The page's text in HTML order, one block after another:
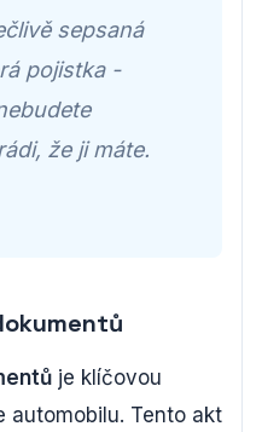
sepsaná
pojistka -
že ji máte.
je klíčovou
automobilu. Tento akt